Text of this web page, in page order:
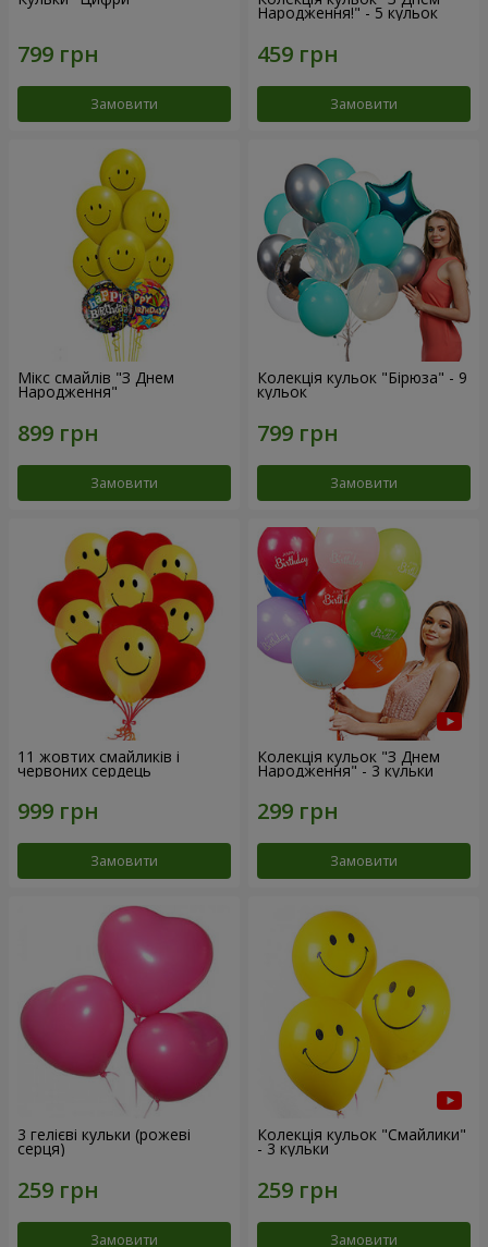
Замовити
Народження!" - 5 кульок
Замовити
Мікс смайлів "З Днем
Народження"
Замовити
Колекція кульок "Бірюза" - 9
кульок
Замовити
11 жовтих смайликів і
червоних сердець
Замовити
Колекція кульок "З Днем
Народження" - 3 кульки
Замовити
3 гелієві кульки (рожеві
серця)
Замовити
Колекція кульок "Смайлики"
- 3 кульки
Замовити